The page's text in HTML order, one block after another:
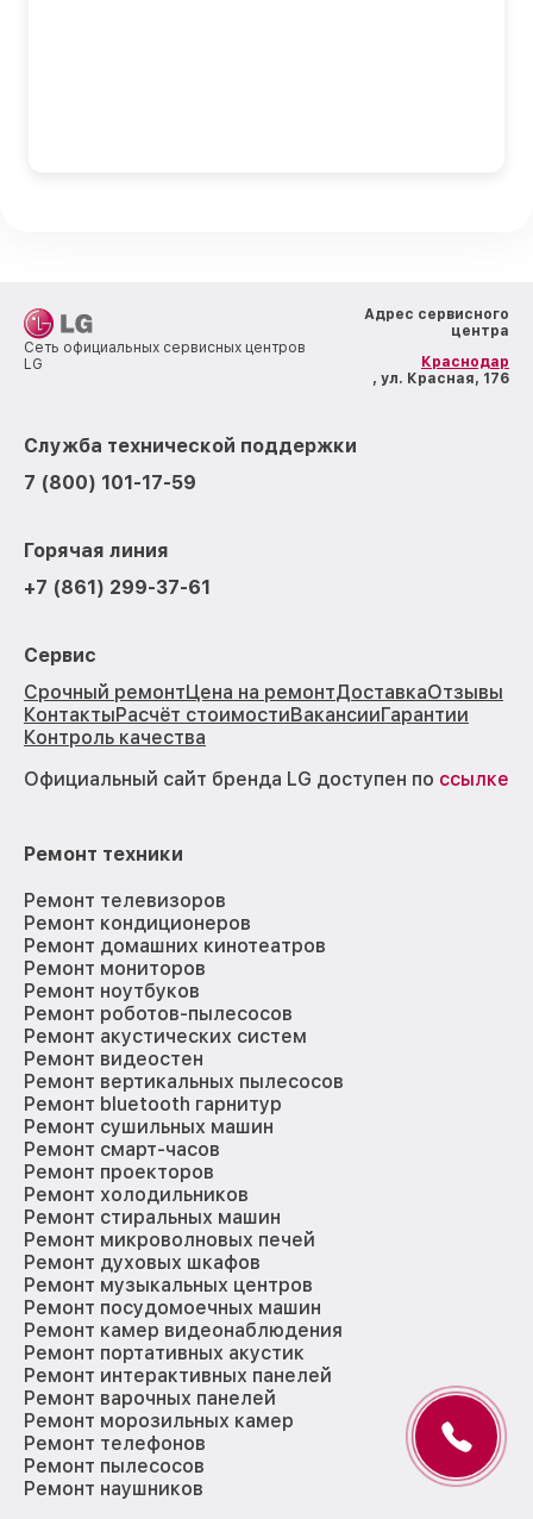
Сеть официальных сервисных центров
LG
Адрес сервисного
центра
Краснодар
, ул. Красная, 176
Служба технической поддержки
7 (800) 101-17-59
Горячая линия
+7 (861) 299-37-61
Сервис
Срочный ремонтЦена на ремонтДоставкаОтзывы
КонтактыРасчёт стоимостиВакансииГарантии
Контроль качества
Официальный сайт бренда LG доступен по ссылке
Ремонт техники
Ремонт телевизоров
Ремонт кондиционеров
Ремонт домашних кинотеатров
Ремонт мониторов
Ремонт ноутбуков
Ремонт роботов-пылесосов
Ремонт акустических систем
Ремонт видеостен
Ремонт вертикальных пылесосов
Ремонт bluetooth гарнитур
Ремонт сушильных машин
Ремонт смарт-часов
Ремонт проекторов
Ремонт холодильников
Ремонт стиральных машин
Ремонт микроволновых печей
Ремонт духовых шкафов
Ремонт музыкальных центров
Ремонт посудомоечных машин
Ремонт камер видеонаблюдения
Ремонт портативных акустик
Ремонт интерактивных панелей
Ремонт варочных панелей
Ремонт морозильных камер
Ремонт телефонов
Ремонт пылесосов
Ремонт наушников